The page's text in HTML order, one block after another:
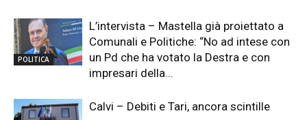
POLITICA
L’intervista – Mastella già proiettato a
Comunali e Politiche: “No ad intese con
un Pd che ha votato la Destra e con
impresari della...
Calvi – Debiti e Tari, ancora scintille